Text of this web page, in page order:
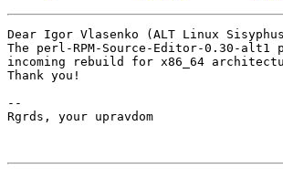
Dear Igor Vlasenko (ALT Linux
The perl-RPM-Source-Editor-0.30-alt1
incoming rebuild for x86_64
Thank you!
--
Rgrds, your upravdom